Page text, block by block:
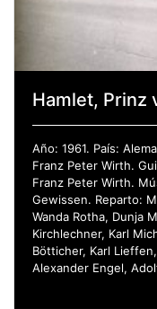
Hamlet, Prinz
Año: 1961. País:
Franz Peter Wirth.
Franz Peter Wirth.
Gewissen. Reparto:
Wanda Rotha, Dunja
Kirchlechner, Karl
Bötticher, Karl
Alexander Engel,